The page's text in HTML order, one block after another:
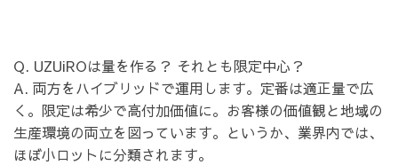
Q. UZUiROは量を作る？ それとも限定中心？
A. 両方をハイブリッドで運用します。定番は適正量で広
く。限定は希少で高付加価値に。お客様の価値観と地域の
生産環境の両立を図っています。というか、業界内では、
ほぼ小ロットに分類されます。